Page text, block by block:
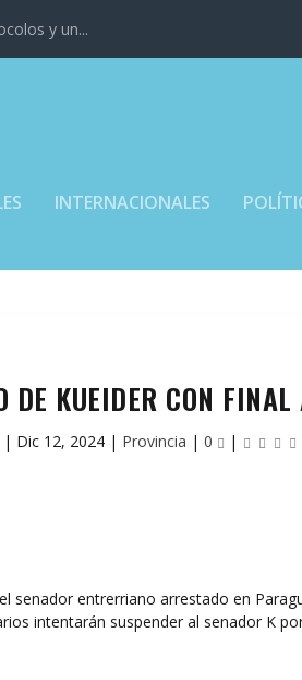
y un...
INTERNACIONALES
DE KUEIDER CON
| Dic 12, 2024| Provincia | 0 |
senador entrerriano arrestado en
intentarán suspender al senador K